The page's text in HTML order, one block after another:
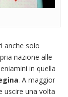
anche solo
nazione alle
in quella
. A maggior
uscire una volta